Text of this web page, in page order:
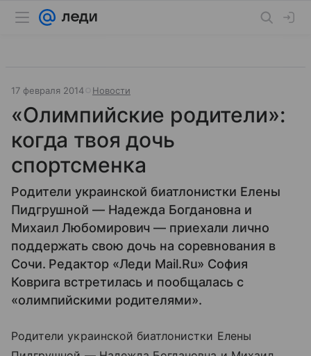
17 февраля 2014 Новости
«Олимпийские родители»:
когда твоя дочь
спортсменка
Родители украинской биатлонистки Елены
Пидгрушной — Надежда Богдановна и
Михаил Любомирович — приехали лично
поддержать свою дочь на соревнования в
Сочи. Редактор «Леди Mail.Ru» София
Коврига встретилась и пообщалась с
«олимпийскими родителями».
Родители украинской биатлонистки Елены